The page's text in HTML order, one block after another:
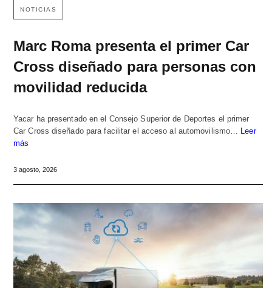
NOTICIAS
Marc Roma presenta el primer Car
Cross diseñado para personas con
movilidad reducida
Yacar ha presentado en el Consejo Superior de Deportes el primer
Car Cross diseñado para facilitar el acceso al automovilismo… Leer
más
3 agosto, 2026